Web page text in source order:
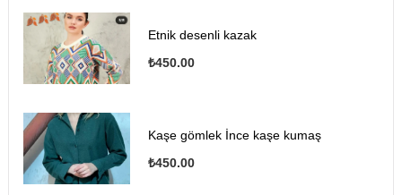
Etnik desenli kazak
₺450.00
Kaşe gömlek İnce kaşe kumaş
₺450.00